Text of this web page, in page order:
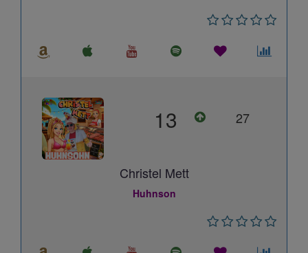
13 27
Christel Mett
Huhnson